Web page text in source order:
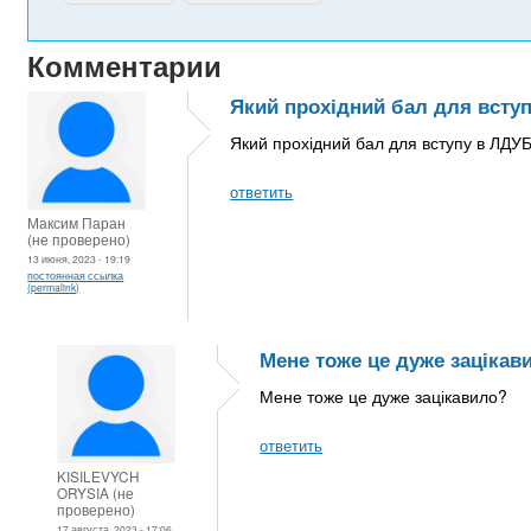
Комментарии
Максим Паран
(не проверено)
13 июня, 2023 - 19:19
постоянная ссылка
(permalink)
Який прохідний бал для
Який прохідний бал для вступу в
ответить
KISILEVYCH
ORYSIA (не
проверено)
17 августа, 2023 - 17:06
Мене тоже це дуже
Мене тоже це дуже зацікавило?
ответить